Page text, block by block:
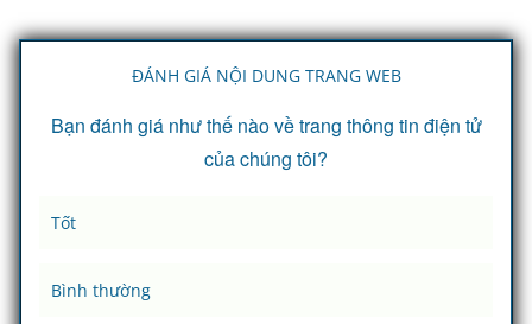
ĐÁNH GIÁ NỘI DUNG TRANG WEB
Bạn đánh giá như thế nào về trang thông tin điện tử
của chúng tôi?
Tốt
Bình thường